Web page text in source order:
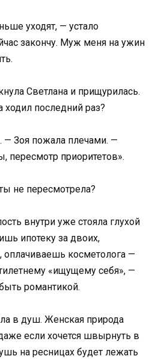
уходят, — устало
закончу. Муж меня на ужин
Светлана и прищурилась.
ходил последний раз?
— Зоя пожала плечами. —
пересмотр приоритетов».
не пересмотрела?
внутри уже стояла глухой
ипотеку за двоих,
косметолога —
«ищущему себя», —
романтикой.
в душ. Женская природа
если хочется швырнуть в
на ресницах будет лежать